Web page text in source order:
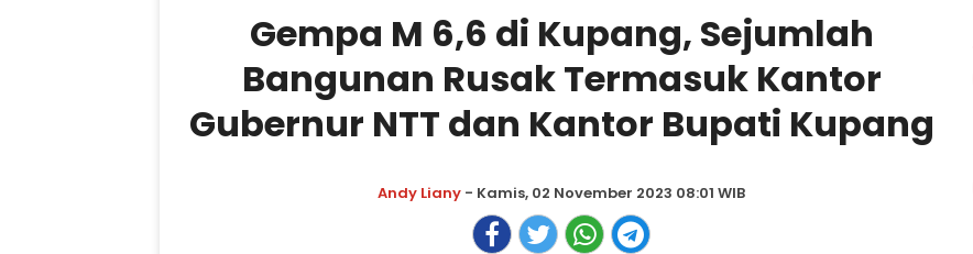
Gempa M 6,6 di Kupang, Sejumlah
Bangunan Rusak Termasuk Kantor
Gubernur NTT dan Kantor Bupati Kupang
Andy Liany - Kamis, 02 November 2023 08:01 WIB